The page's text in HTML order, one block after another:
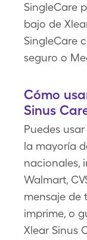
SingleCare
bajo de
SingleCare
seguro o
Cómo
Sinus
Puedes
la mayoría
nacionales,
Walmart,
mensaje de
imprime, o
Xlear Sinus